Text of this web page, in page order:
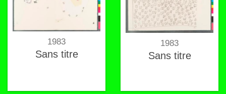
1983
Sans titre
1983
Sans titre